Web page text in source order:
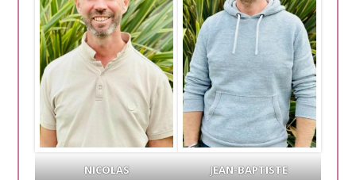
NICOLAS JEAN-BAPTISTE